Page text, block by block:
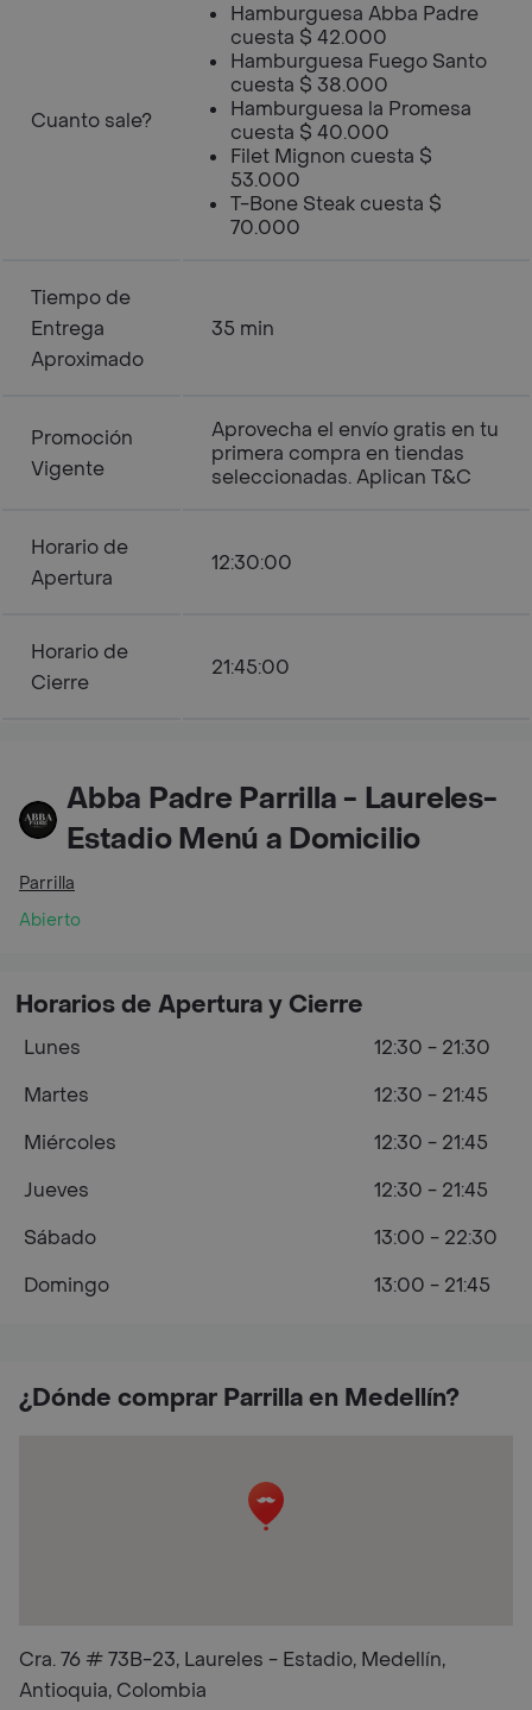
Cuanto sale?
Hamburguesa Abba Padre
cuesta $ 42.000
Hamburguesa Fuego Santo
cuesta $ 38.000
Hamburguesa la Promesa
cuesta $ 40.000
Filet Mignon cuesta $
53.000
T-Bone Steak cuesta $
70.000
Tiempo de
Entrega
Aproximado
35 min
Promoción
Vigente
Aprovecha el envío gratis en tu
primera compra en tiendas
seleccionadas. Aplican T&C
Horario de
Apertura
12:30:00
Horario de
Cierre
21:45:00
Abba Padre Parrilla - Laureles-
Estadio Menú a Domicilio
Parrilla
Abierto
¿Dónde comprar Parrilla en Medellín?
Cra. 76 # 73B-23, Laureles - Estadio, Medellín,
Antioquia, Colombia
Horarios de Apertura y Cierre
Lunes
12:30 - 21:30
Martes
12:30 - 21:45
Miércoles
12:30 - 21:45
Jueves
12:30 - 21:45
Sábado
13:00 - 22:30
Domingo
13:00 - 21:45